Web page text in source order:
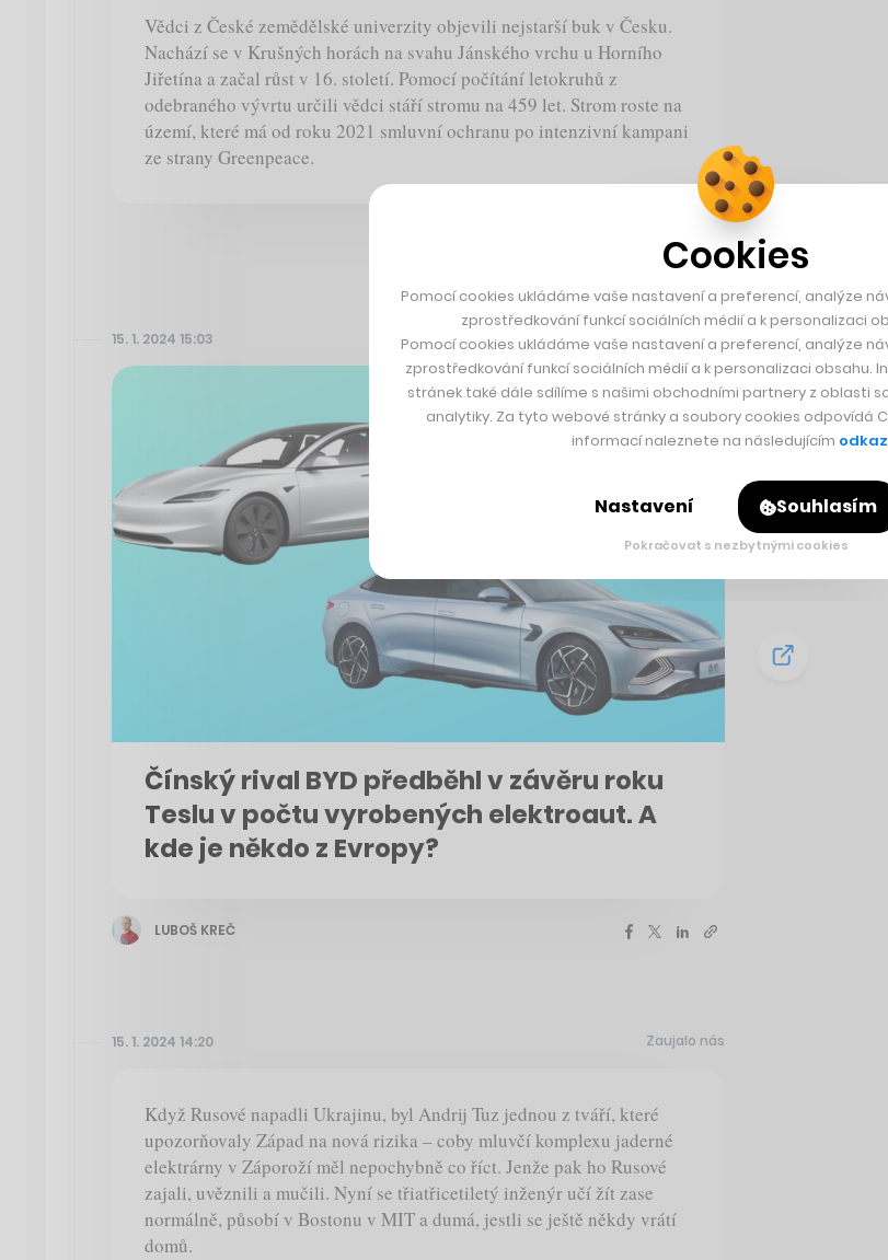
Vědci z České zemědělské univerzity objevili nejstarší buk v Česku.
Nachází se v Krušných horách na svahu Jánského vrchu u Horního
Jiřetína a začal růst v 16. století. Pomocí počítání letokruhů z
odebraného vývrtu určili vědci stáří stromu na 459 let. Strom roste na
území, které má od roku 2021 smluvní ochranu po intenzivní kampani
ze strany Greenpeace.
15. 1. 2024 15:03
Čínský rival BYD předběhl v závěru roku
Teslu v počtu vyrobených elektroaut. A
kde je někdo z Evropy?
LUBOŠ KREČ
15. 1. 2024 14:20 Zaujalo nás
Když Rusové napadli Ukrajinu, byl Andrij Tuz jednou z tváří, které
upozorňovaly Západ na nová rizika – coby mluvčí komplexu jaderné
elektrárny v Záporoží měl nepochybně co říct. Jenže pak ho Rusové
zajali, uvěznili a mučili. Nyní se třiatřicetiletý inženýr učí žít zase
normálně, působí v Bostonu v MIT a dumá, jestli se ještě někdy vrátí
domů.
Cookies
Pomocí cookies ukládáme vaše nastavení a preferencí, analýze
zprostředkování funkcí sociálních médií a k personalizaci
Pomocí cookies ukládáme vaše nastavení a preferencí, analýze
zprostředkování funkcí sociálních médií a k personalizaci obsahu.
stránek také dále sdílíme s našimi obchodními partnery z oblasti
analytiky. Za tyto webové stránky a soubory cookies odpovídá
informací naleznete na následujícím
Nastavení Souhlasím
Pokračovat s nezbytnými cookies